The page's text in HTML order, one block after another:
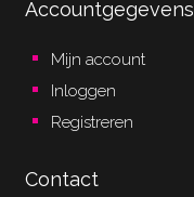
Accountgegevens
Mijn account
Inloggen
Registreren
Contact